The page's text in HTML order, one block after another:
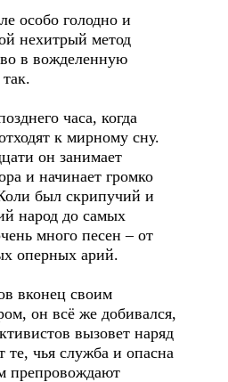
особо голодно и
нехитрый метод
в вожделенную
часа, когда
к мирному сну.
он занимает
и начинает громко
был скрипучий и
народ до самых
много песен – от
оперных арий.
вконец своим
он всё же добивался,
вызовет наряд
чья служба и опасна
препровождают